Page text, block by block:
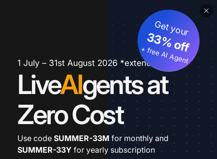
1 July – 31st August 2026 *extended
LiveAIgents at
Zero Cost
Get your
33% off
+ free AI Agent
Use code SUMMER-33M for monthly and
SUMMER-33Y for yearly subscription